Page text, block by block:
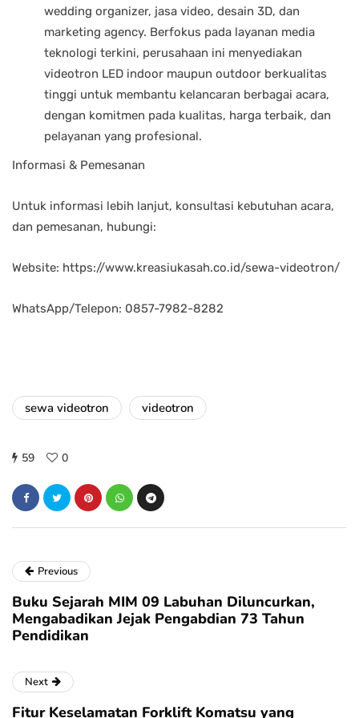
wedding organizer, jasa video, desain 3D, dan
marketing agency. Berfokus pada layanan media
teknologi terkini, perusahaan ini menyediakan
videotron LED indoor maupun outdoor berkualitas
tinggi untuk membantu kelancaran berbagai acara,
dengan komitmen pada kualitas, harga terbaik, dan
pelayanan yang profesional.
Informasi & Pemesanan
Untuk informasi lebih lanjut, konsultasi kebutuhan acara,
dan pemesanan, hubungi:
Website: https://www.kreasiukasah.co.id/sewa-videotron/
WhatsApp/Telepon: 0857-7982-8282
sewa videotron videotron
59 0
Previous
Buku Sejarah MIM 09 Labuhan Diluncurkan,
Mengabadikan Jejak Pengabdian 73 Tahun
Pendidikan
Next
Fitur Keselamatan Forklift Komatsu yang